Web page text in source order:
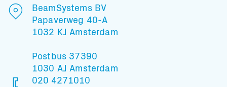
BeamSystems BV
Papaverweg 40-A
1032 KJ Amsterdam
Postbus 37390
1030 AJ Amsterdam
020 4271010